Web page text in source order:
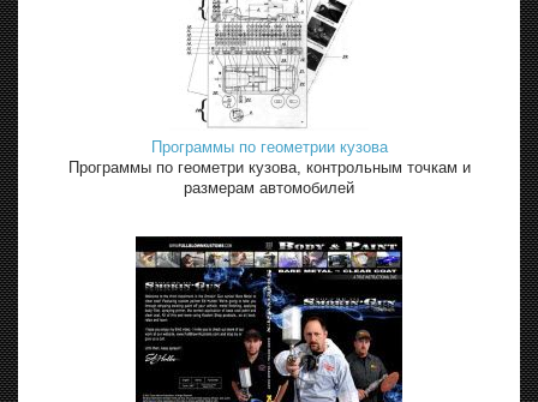
Программы по геометрии кузова
Программы по геометри кузова, контрольным точкам и
размерам автомобилей